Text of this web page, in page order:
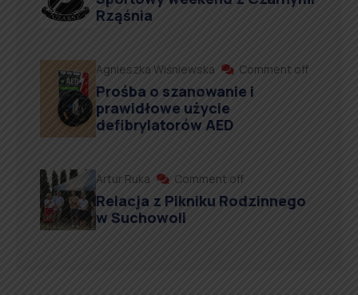
Rząśnia
Agnieszka Wiśniewska Comment off
Prośba o szanowanie i
prawidłowe użycie
defibrylatorów AED
Artur Ruka Comment off
Relacja z Pikniku Rodzinnego
w Suchowoli